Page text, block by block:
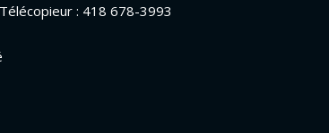
Télécopieur : 418 678-3993